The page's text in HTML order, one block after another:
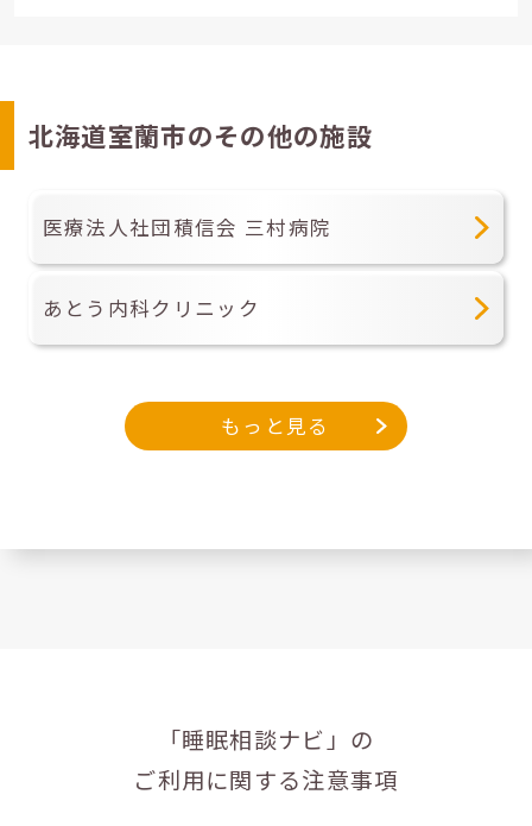
北海道室蘭市のその他の施設
医療法人社団積信会 三村病院
あとう内科クリニック
もっと見る
「睡眠相談ナビ」の
ご利用に関する注意事項